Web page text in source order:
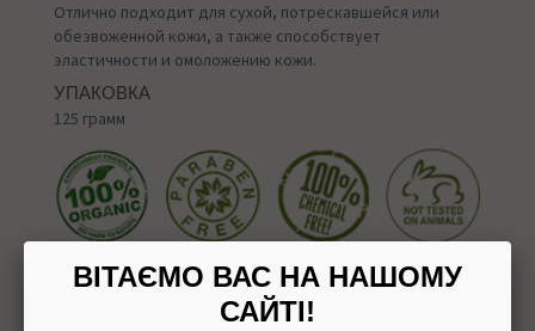
Отлично подходит для сухой, потрескавшейся или
обезвоженной кожи, а также способствует
эластичности и омоложению кожи.
УПАКОВКА
125 грамм
ВІТАЄМО ВАС НА НАШОМУ
САЙТІ!